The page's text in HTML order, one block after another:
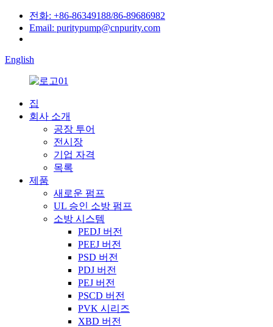
전화: +86-86349188/86-89686982
Email: puritypump@cnpurity.com
English
집
회사 소개
공장 투어
전시장
기업 자격
목록
제품
새로운 펌프
UL 승인 소방 펌프
소방 시스템
PEDJ 버전
PEEJ 버전
PSD 버전
PDJ 버전
PEJ 버전
PSCD 버전
PVK 시리즈
XBD 버전